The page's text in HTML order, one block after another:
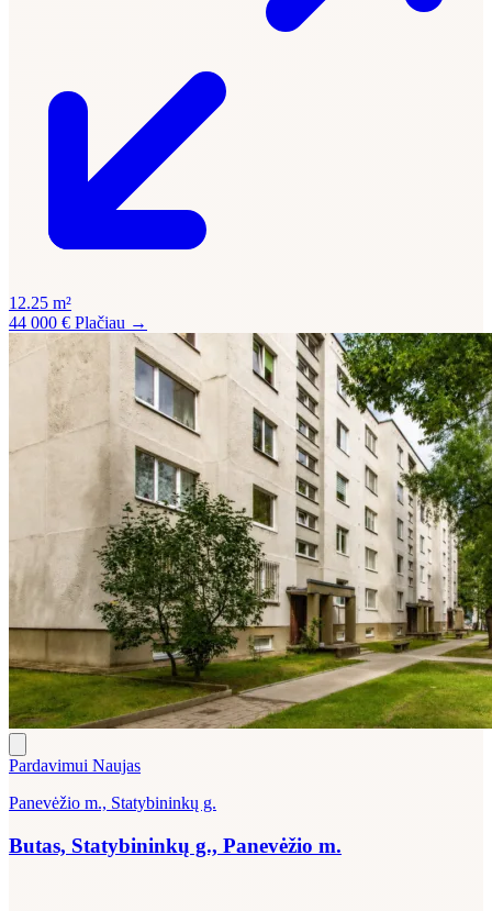
12.25 m²
44 000 € Plačiau →
Pardavimui Naujas
Panevėžio m., Statybininkų g.
Butas, Statybininkų g., Panevėžio m.